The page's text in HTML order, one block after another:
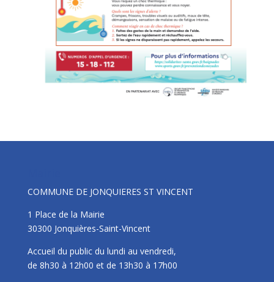
COMMUNE DE JONQUIERES ST VINCENT
1 Place de la Mairie
30300 Jonquières-Saint-Vincent
Accueil du public du lundi au vendredi,
de 8h30 à 12h00 et de 13h30 à 17h00